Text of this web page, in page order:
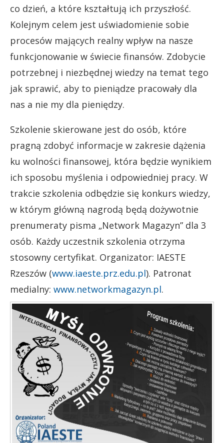
co dzień, a które kształtują ich przyszłość.
Kolejnym celem jest uświadomienie sobie
procesów mających realny wpływ na nasze
funkcjonowanie w świecie finansów. Zdobycie
potrzebnej i niezbędnej wiedzy na temat tego
jak sprawić, aby to pieniądze pracowały dla
nas a nie my dla pieniędzy.
Szkolenie skierowane jest do osób, które
pragną zdobyć informacje w zakresie dążenia
ku wolności finansowej, która będzie wynikiem
ich sposobu myślenia i odpowiedniej pracy. W
trakcie szkolenia odbędzie się konkurs wiedzy,
w którym główną nagrodą będą dożywotnie
prenumeraty pisma „Network Magazyn” dla 3
osób. Każdy uczestnik szkolenia otrzyma
stosowny certyfikat. Organizator: IAESTE
Rzeszów (www.iaeste.prz.edu.pl). Patronat
medialny: www.networkmagazyn.pl.